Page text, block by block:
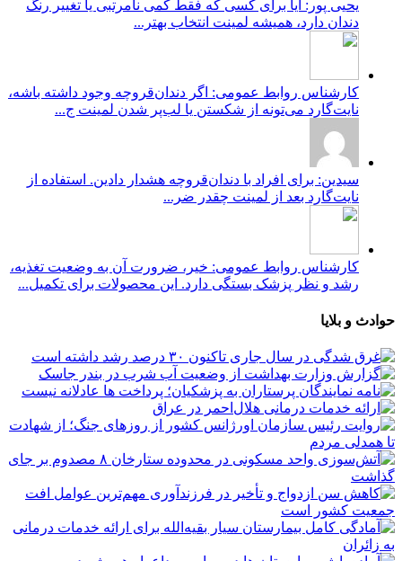
یحیی پور: آیا برای کسی که فقط کمی نامرتبی یا تغییر رنگ
دندان دارد، همیشه لمینت انتخاب بهتر...
کارشناس روابط عمومی: اگر دندان‌قروچه وجود داشته باشه،
نایت‌گارد می‌تونه از شکستن یا لب‌پر شدن لمینت ج...
سیدین: برای افراد با دندان‌قروچه هشدار دادین. استفاده از
نایت‌گارد بعد از لمینت چقدر ضر...
کارشناس روابط عمومی: خیر، ضرورت آن به وضعیت تغذیه،
رشد و نظر پزشک بستگی دارد. این محصولات برای تکمیل...
حوادث و بلایا